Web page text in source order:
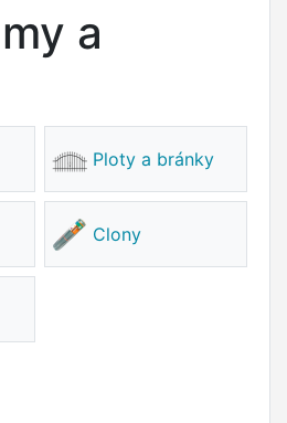
a
Ploty a bránky
Clony